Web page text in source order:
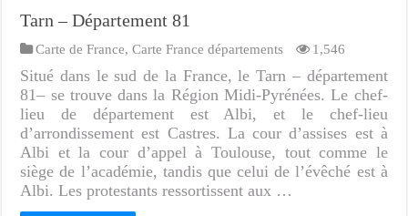
Tarn – Département 81
Carte de France,Carte France départements 1,546
Situé dans le sud de la France, le Tarn – département
81– se trouve dans la Région Midi-Pyrénées. Le chef-
lieu de département est Albi, et le chef-lieu
d’arrondissement est Castres. La cour d’assises est à
Albi et la cour d’appel à Toulouse, tout comme le
siège de l’académie, tandis que celui de l’évêché est à
Albi. Les protestants ressortissent aux …